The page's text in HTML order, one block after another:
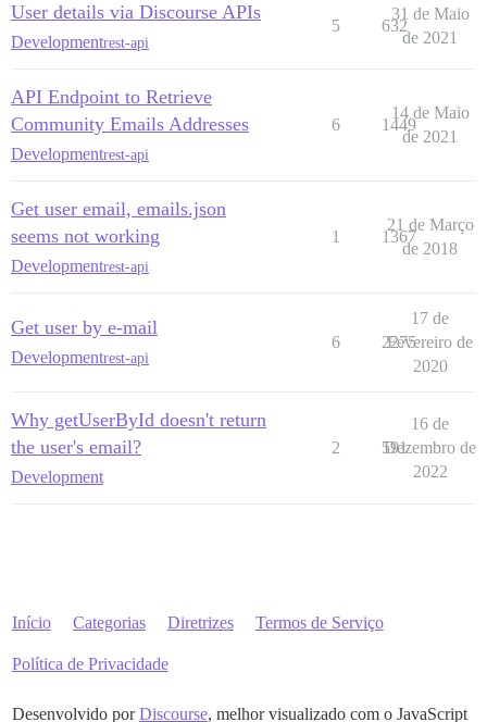
User details via Discourse APIs
Developmentrest-api
5 632
31 de Maio
de 2021
API Endpoint to Retrieve
Community Emails Addresses
Developmentrest-api
6 1449
14 de Maio
de 2021
Get user email, emails.json
seems not working
Developmentrest-api
1 1367
21 de Março
de 2018
Get user by e-mail
Developmentrest-api
6 2275
17 de
Fevereiro de
2020
Why getUserById doesn't return
the user's email?
Development
2 591
16 de
Dezembro de
2022
Início Categorias Diretrizes Termos de Serviço
Política de Privacidade
Desenvolvido porDiscourse, melhor visualizado com o JavaScript